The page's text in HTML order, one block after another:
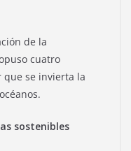
de la
cuatro
que se invierta la
sostenibles